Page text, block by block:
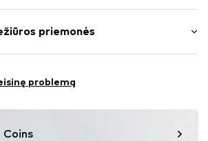
/ apvadas
vidutinis juosmuo
priemonės
problemą
Coins